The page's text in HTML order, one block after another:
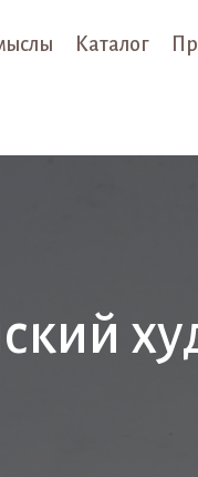
Каталог